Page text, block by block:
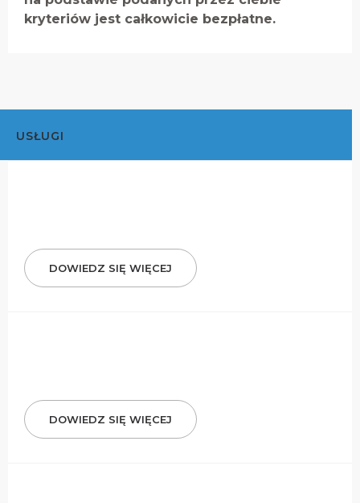
kryteriów jest całkowicie bezpłatne.
USŁUGI
DOWIEDZ SIĘ WIĘCEJ
DOWIEDZ SIĘ WIĘCEJ